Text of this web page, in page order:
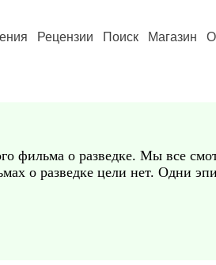
Рецензии Поиск Магазин О
фильма о разведке. Мы все
о разведке цели нет. Одни